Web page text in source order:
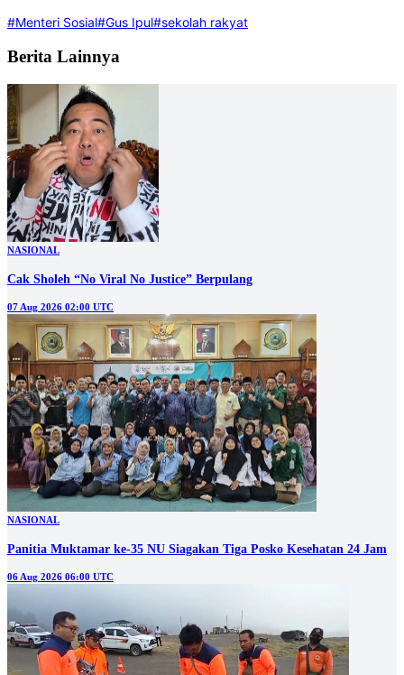
#Menteri Sosial#Gus Ipul#sekolah rakyat
Berita Lainnya
NASIONAL
Cak Sholeh “No Viral No Justice” Berpulang
07 Aug 2026 02:00 UTC
NASIONAL
Panitia Muktamar ke-35 NU Siagakan Tiga Posko Kesehatan 24 Jam
06 Aug 2026 06:00 UTC